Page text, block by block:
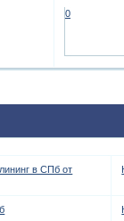
0
в СПб от